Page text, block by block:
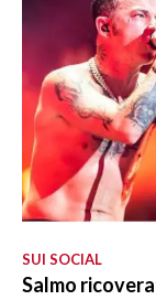
SUI SOCIAL
Salmo